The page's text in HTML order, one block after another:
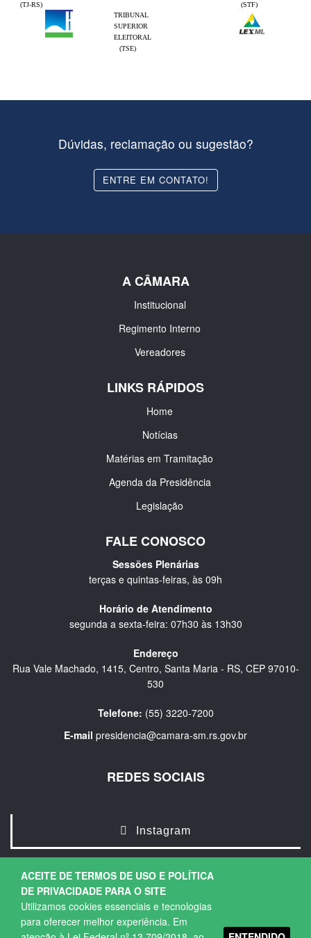
ACEITE DE TERMOS DE USO E POLÍTICA
DE PRIVACIDADE PARA O SITE
Utilizamos cookies essenciais e tecnologias
para oferecer melhor experiência. Em
(TJ-RS)
(STF)
TRIBUNAL
SUPERIOR
ELEITORAL
(TSE)
Dúvidas, reclamação ou sugestão?
ENTRE EM CONTATO!
A CÂMARA
Institucional
Regimento Interno
Vereadores
LINKS RÁPIDOS
Home
Notícias
Matérias em Tramitação
Agenda da Presidência
Legislação
FALE CONOSCO
Sessões Plenárias
terças e quintas-feiras, às 09h
Horário de Atendimento
segunda a sexta-feira: 07h30 às 13h30
Endereço
Rua Vale Machado, 1415, Centro, Santa Maria - RS, CEP 97010-
530
Telefone: (55) 3220-7200
E-mail presidencia@camara-sm.rs.gov.br
REDES SOCIAIS
Instagram